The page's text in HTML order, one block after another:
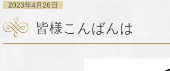
2023年4月26日
皆様こんばんは